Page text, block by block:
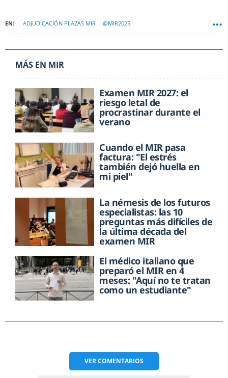
ADJUDICACIÓN PLAZAS MIR @MIR2025
MÁS EN MIR
Examen MIR 2027: el
riesgo letal de
procrastinar durante el
verano
Cuando el MIR pasa
factura: "El estrés
también dejó huella en
mi piel"
La némesis de los futuros
especialistas: las 10
preguntas más difíciles de
la última década del
examen MIR
El médico italiano que
preparó el MIR en 4
meses: "Aquí no te tratan
como un estudiante"
VERCOMENTARIOS